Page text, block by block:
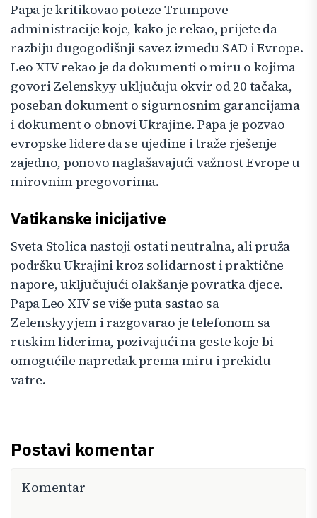
Papa je kritikovao poteze Trumpove
administracije koje, kako je rekao, prijete da
razbiju dugogodišnji savez između SAD i Evrope.
Leo XIV rekao je da dokumenti o miru o kojima
govori Zelenskyy uključuju okvir od 20 tačaka,
poseban dokument o sigurnosnim garancijama
i dokument o obnovi Ukrajine. Papa je pozvao
evropske lidere da se ujedine i traže rješenje
zajedno, ponovo naglašavajući važnost Evrope u
mirovnim pregovorima.
Vatikanske inicijative
Sveta Stolica nastoji ostati neutralna, ali pruža
podršku Ukrajini kroz solidarnost i praktične
napore, uključujući olakšanje povratka djece.
Papa Leo XIV se više puta sastao sa
Zelenskyyjem i razgovarao je telefonom sa
ruskim liderima, pozivajući na geste koje bi
omogućile napredak prema miru i prekidu
vatre.
Postavi komentar